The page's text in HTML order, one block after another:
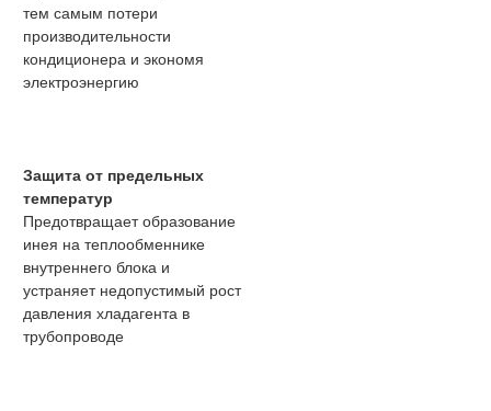
тем самым потери
производительности
кондиционера и экономя
электроэнергию
Защита от предельных
температур
Предотвращает образование
инея на теплообменнике
внутреннего блока и
устраняет недопустимый рост
давления хладагента в
трубопроводе